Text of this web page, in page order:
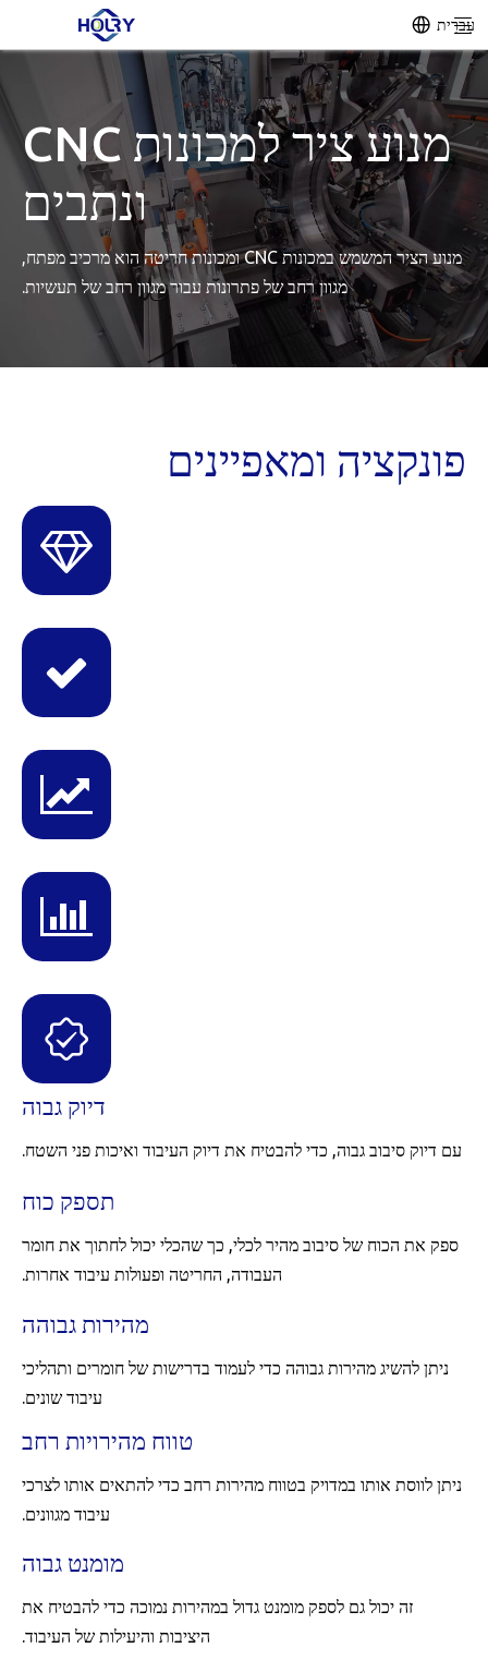
עִברִית
מנוע ציר למכונות CNC
ונתבים
מנוע הציר המשמש במכונות CNC ומכונות חריטה הוא מרכיב מפתח,
מגוון רחב של פתרונות עבור מגוון רחב של תעשיות.
פונקציה ומאפיינים
דיוק גבוה
עם דיוק סיבוב גבוה, כדי להבטיח את דיוק העיבוד ואיכות פני השטח.
תספק כוח
ספק את הכוח של סיבוב מהיר לכלי, כך שהכלי יכול לחתוך את חומר
העבודה, החריטה ופעולות עיבוד אחרות.
מהירות גבוהה
ניתן להשיג מהירות גבוהה כדי לעמוד בדרישות של חומרים ותהליכי
עיבוד שונים.
טווח מהירויות רחב
ניתן לווסת אותו במדויק בטווח מהירות רחב כדי להתאים אותו לצרכי
עיבוד מגוונים.
מומנט גבוה
זה יכול גם לספק מומנט גדול במהירות נמוכה כדי להבטיח את
היציבות והיעילות של העיבוד.